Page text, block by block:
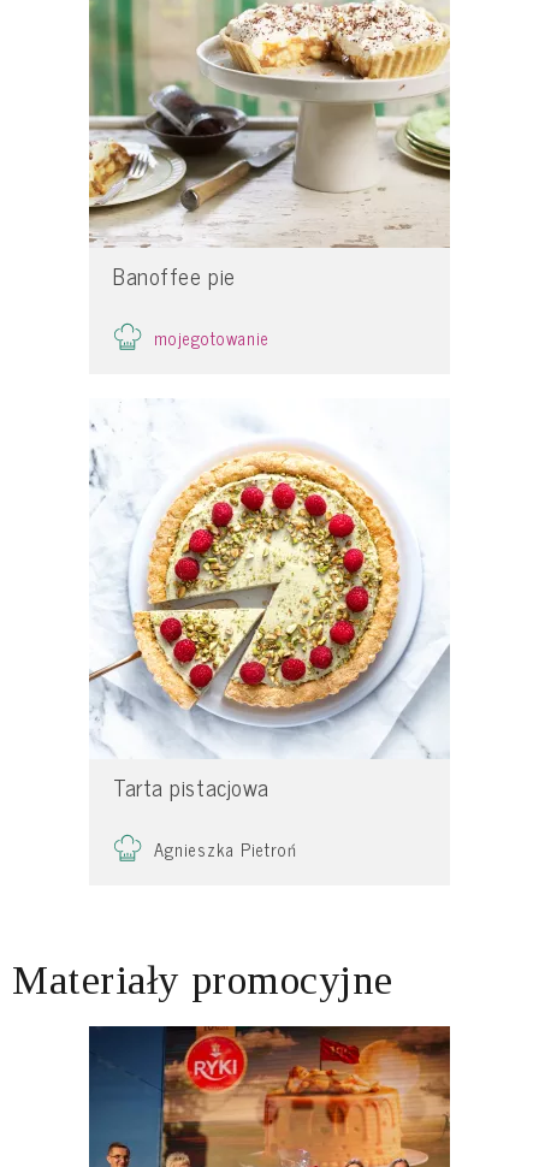
Banoffee pie
mojegotowanie
Tarta pistacjowa
Agnieszka Pietroń
Materiały promocyjne